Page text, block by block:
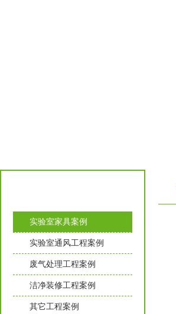
实验室家具案例
实验室通风工程案例
废气处理工程案例
洁净装修工程案例
其它工程案例